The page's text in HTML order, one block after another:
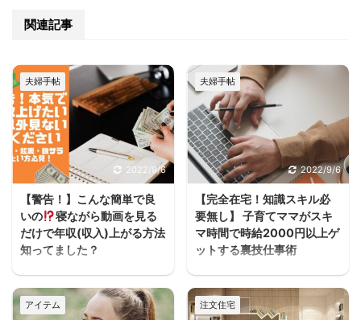
関連記事
夫婦手帖
2022/9/6
【警告！】こんな簡単で良
いの
寝ながら動画を見る
だけで年収(収入)上がる方法
知ってました？
うわぁぁーーースキマ
ヨハクどした！ まじかー
ーーー！！スキマ ヨハク
夫婦手帖
2022/9/6
【完全在宅！知識スキル必
要無し】 子育てママがスキ
マ時間で時給2000円以上ゲ
ットする裏技仕事術
ヨハク子育てしながら働
きたいけどフルタイムは
厳しいし、でもお金は必
アイテム 注文住宅